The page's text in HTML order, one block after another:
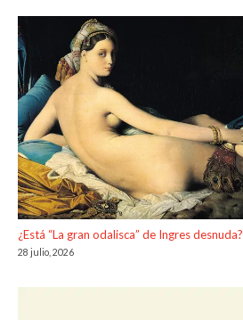
¿Está “La gran odalisca” de Ingres desnuda?
28 julio, 2026